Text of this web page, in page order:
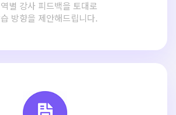
별 강사 피드백을 토대로
방향을 제안해드립니다.